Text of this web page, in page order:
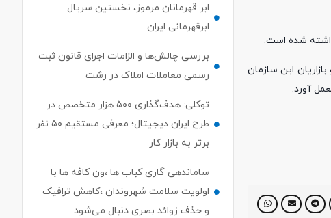
شده است.
این سازمان
آورد.
ابر قهرمانان مرموز، نخستین سریال
ابرقهرمانی ایران
بررسی چالش‌ها و الزامات اجرای قانون ثبت
رسمی معاملات املاک در رشت
توکلی: هدف‌گذاری ۵۰۰ هزار متخصص در
طرح ایران دیجیتال؛ معرفی مستقیم ۵۰ نفر
برتر به بازار کار
ساماندهی گاری کباب ها ،ون کافه ها با
اولویت سلامت شهروندان ،کاهش ترافیک
و حذف زوائد بصری دنبال می‌شود